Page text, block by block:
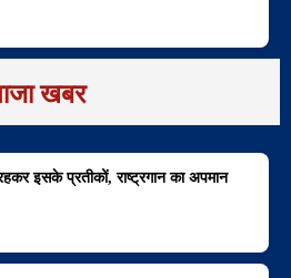
खबर
इसके प्रतीकों, राष्ट्रगान का अपमान